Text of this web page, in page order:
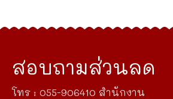
สอบถามส่วนลด
โทร : 055-906410 สำนักงาน